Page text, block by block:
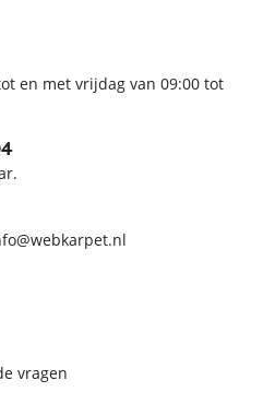
en met vrijdag van 09:00 tot
vragen